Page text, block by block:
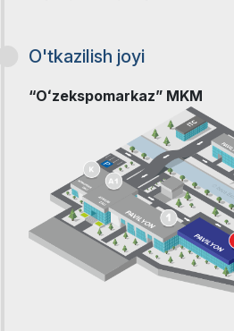
O'tkazilish joyi
“Oʻzekspomarkaz” MKM